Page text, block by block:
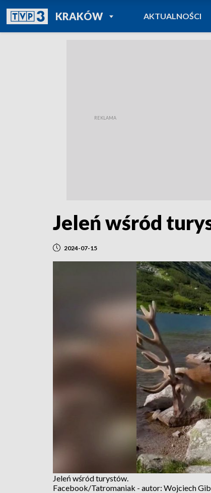
KRAKÓWPOWRÓT DO
TVP REGIONY
AKTUALNOŚCI
Jeleń wśród
2024-07-15
Jeleń wśród turystów.
Facebook/Tatromaniak - autor: Wojciech